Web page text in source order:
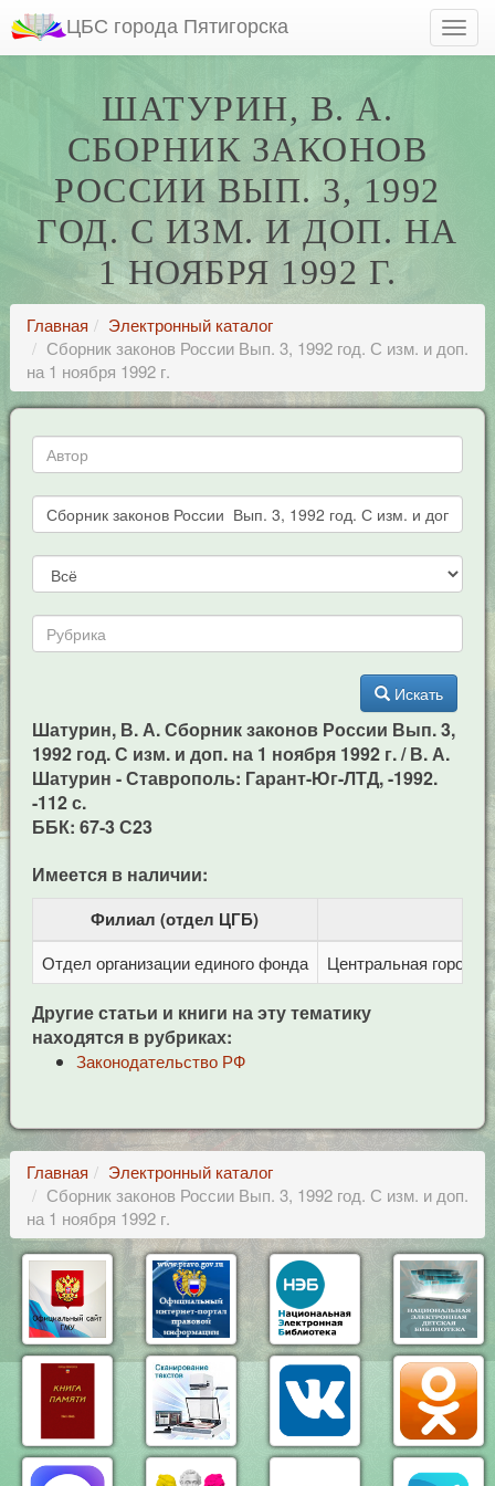
ЦБС города Пятигорска
ШАТУРИН, В. А.
СБОРНИК ЗАКОНОВ
РОССИИ ВЫП. 3, 1992
ГОД. С ИЗМ. И ДОП. НА
1 НОЯБРЯ 1992 Г.
Главная
Электронный каталог
Сборник законов России Вып. 3, 1992 год. С изм. и доп.
на 1 ноября 1992 г.
Искать
Шатурин, В. А. Сборник законов России Вып. 3,
1992 год. С изм. и доп. на 1 ноября 1992 г. / В. А.
Шатурин - Ставрополь: Гарант-Юг-ЛТД, -1992.
-112 с.
ББК: 67-3 С23
Имеется в наличии:
Филиал (отдел ЦГБ)
Отдел организации единого фонда Центральная
Другие статьи и книги на эту тематику
находятся в рубриках:
Законодательство РФ
Главная
Электронный каталог
Сборник законов России Вып. 3, 1992 год. С изм. и доп.
на 1 ноября 1992 г.